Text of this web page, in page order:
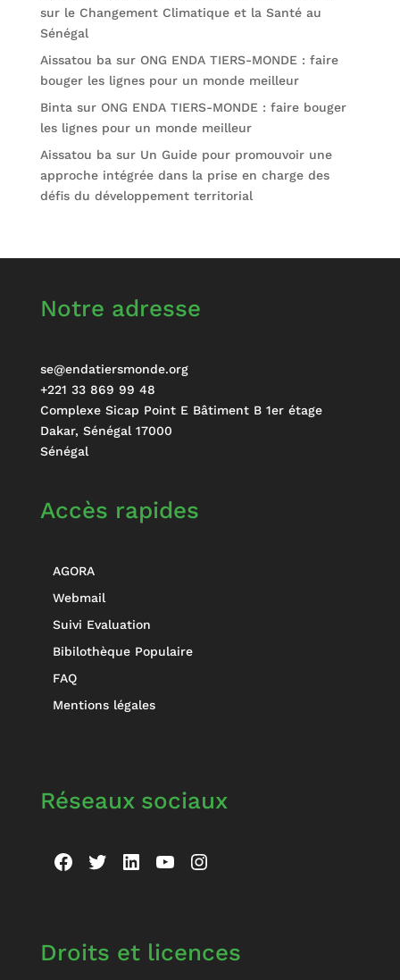
sur le Changement Climatique et la Santé au
Sénégal
Aissatou ba sur ONG ENDA TIERS-MONDE : faire
bouger les lignes pour un monde meilleur
Binta sur ONG ENDA TIERS-MONDE : faire bouger
les lignes pour un monde meilleur
Aissatou ba sur Un Guide pour promouvoir une
approche intégrée dans la prise en charge des
défis du développement territorial
Notre adresse
se@endatiersmonde.org
+221 33 869 99 48
Complexe Sicap Point E Bâtiment B 1er étage
Dakar, Sénégal 17000
Sénégal
Accès rapides
AGORA
Webmail
Suivi Evaluation
Bibilothèque Populaire
FAQ
Mentions légales
Réseaux sociaux
Facebook
Twitter
LinkedIn
YouTubeInstagram
Droits et licences